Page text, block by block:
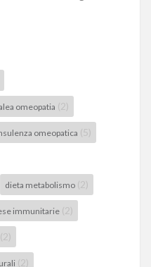
omeopatia (2)
omeopatica (5)
dieta metabolismo (2)
immunitarie (2)
(2)
(2)